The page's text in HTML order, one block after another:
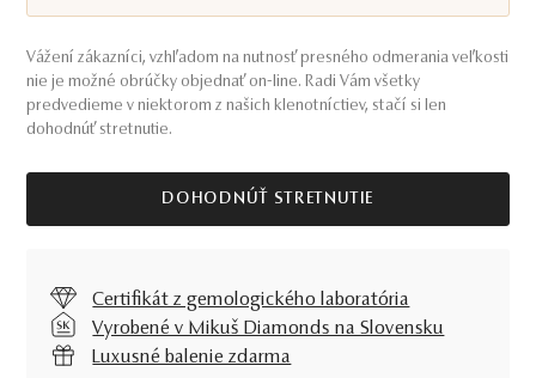
Vážení zákazníci, vzhľadom na nutnosť presného odmerania veľkosti
nie je možné obrúčky objednať on-line. Radi Vám všetky
predvedieme v niektorom z našich klenotníctiev, stačí si len
dohodnúť stretnutie.
DOHODNÚŤ STRETNUTIE
Certifikát z gemologického laboratória
Vyrobené v Mikuš Diamonds na Slovensku
Luxusné balenie zdarma